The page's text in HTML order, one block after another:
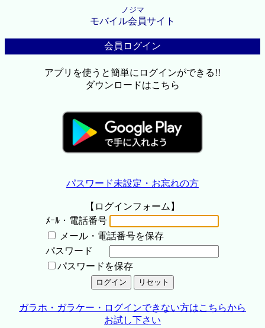
ノジマ
モバイル会員サイト
会員ログイン
アプリを使うと簡単にログインができる!!
ダウンロードはこちら
パスワード未設定・お忘れの方
【ログインフォーム】
ﾒｰﾙ・電話番号
メール・電話番号を保存
パスワード
パスワードを保存
ガラホ・ガラケー・ログインできない方はこちらから
お試し下さい